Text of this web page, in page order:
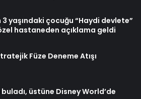
yaşındaki çocuğu “Haydi devlete”
hastaneden açıklama geldi
Füze Deneme Atışı
üstüne Disney World’de